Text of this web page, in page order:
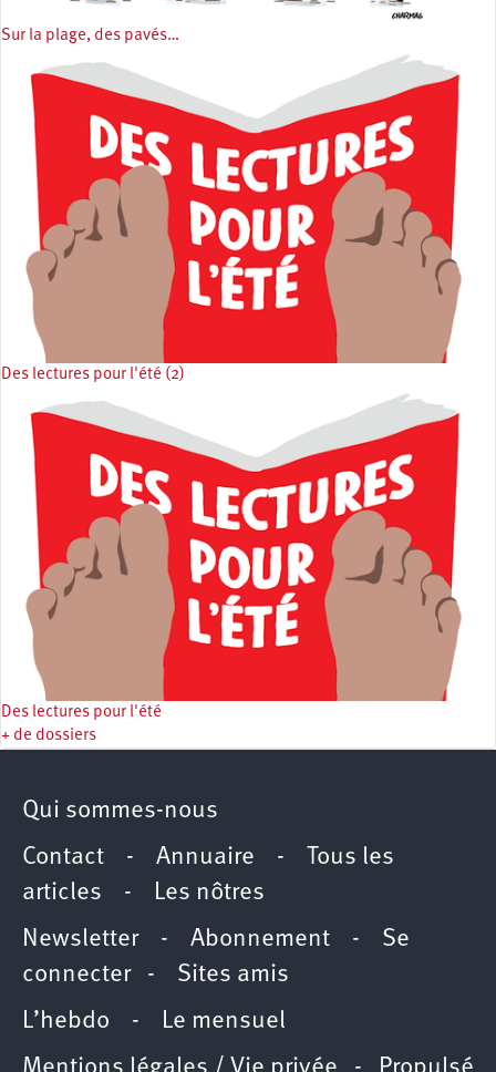
Sur la plage, des pavés…
Des lectures pour l'été (2)
Des lectures pour l'été
+ de dossiers
Qui sommes-nous
Contact - Annuaire -
Tous les
articles - Les nôtres
Newsletter- Abonnement - Se
connecter- Sites amis
L’hebdo - Le mensuel